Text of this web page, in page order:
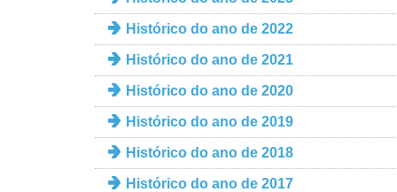
Histórico do ano de 2022
Histórico do ano de 2021
Histórico do ano de 2020
Histórico do ano de 2019
Histórico do ano de 2018
Histórico do ano de 2017